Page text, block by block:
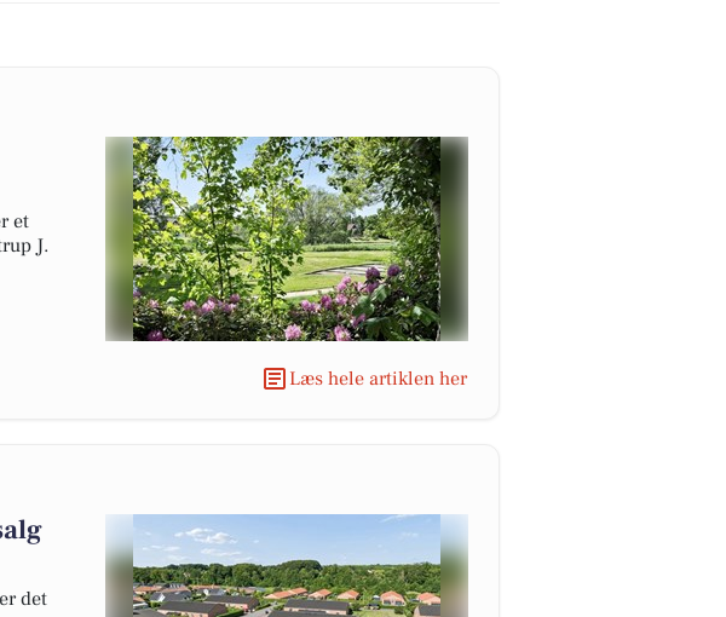
et
J.
Læs hele artiklen her
det